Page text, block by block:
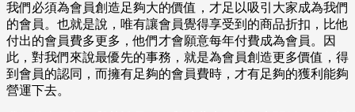
我們必須為會員創造足夠大的價值，才足以吸引大家成為我們
的會員。也就是說，唯有讓會員覺得享受到的商品折扣，比他
付出的會員費多更多，他們才會願意每年付費成為會員。因
此，對我們來說最優先的事務，就是為會員創造更多價值，得
到會員的認同，而擁有足夠的會員費時，才有足夠的獲利能夠
營運下去。